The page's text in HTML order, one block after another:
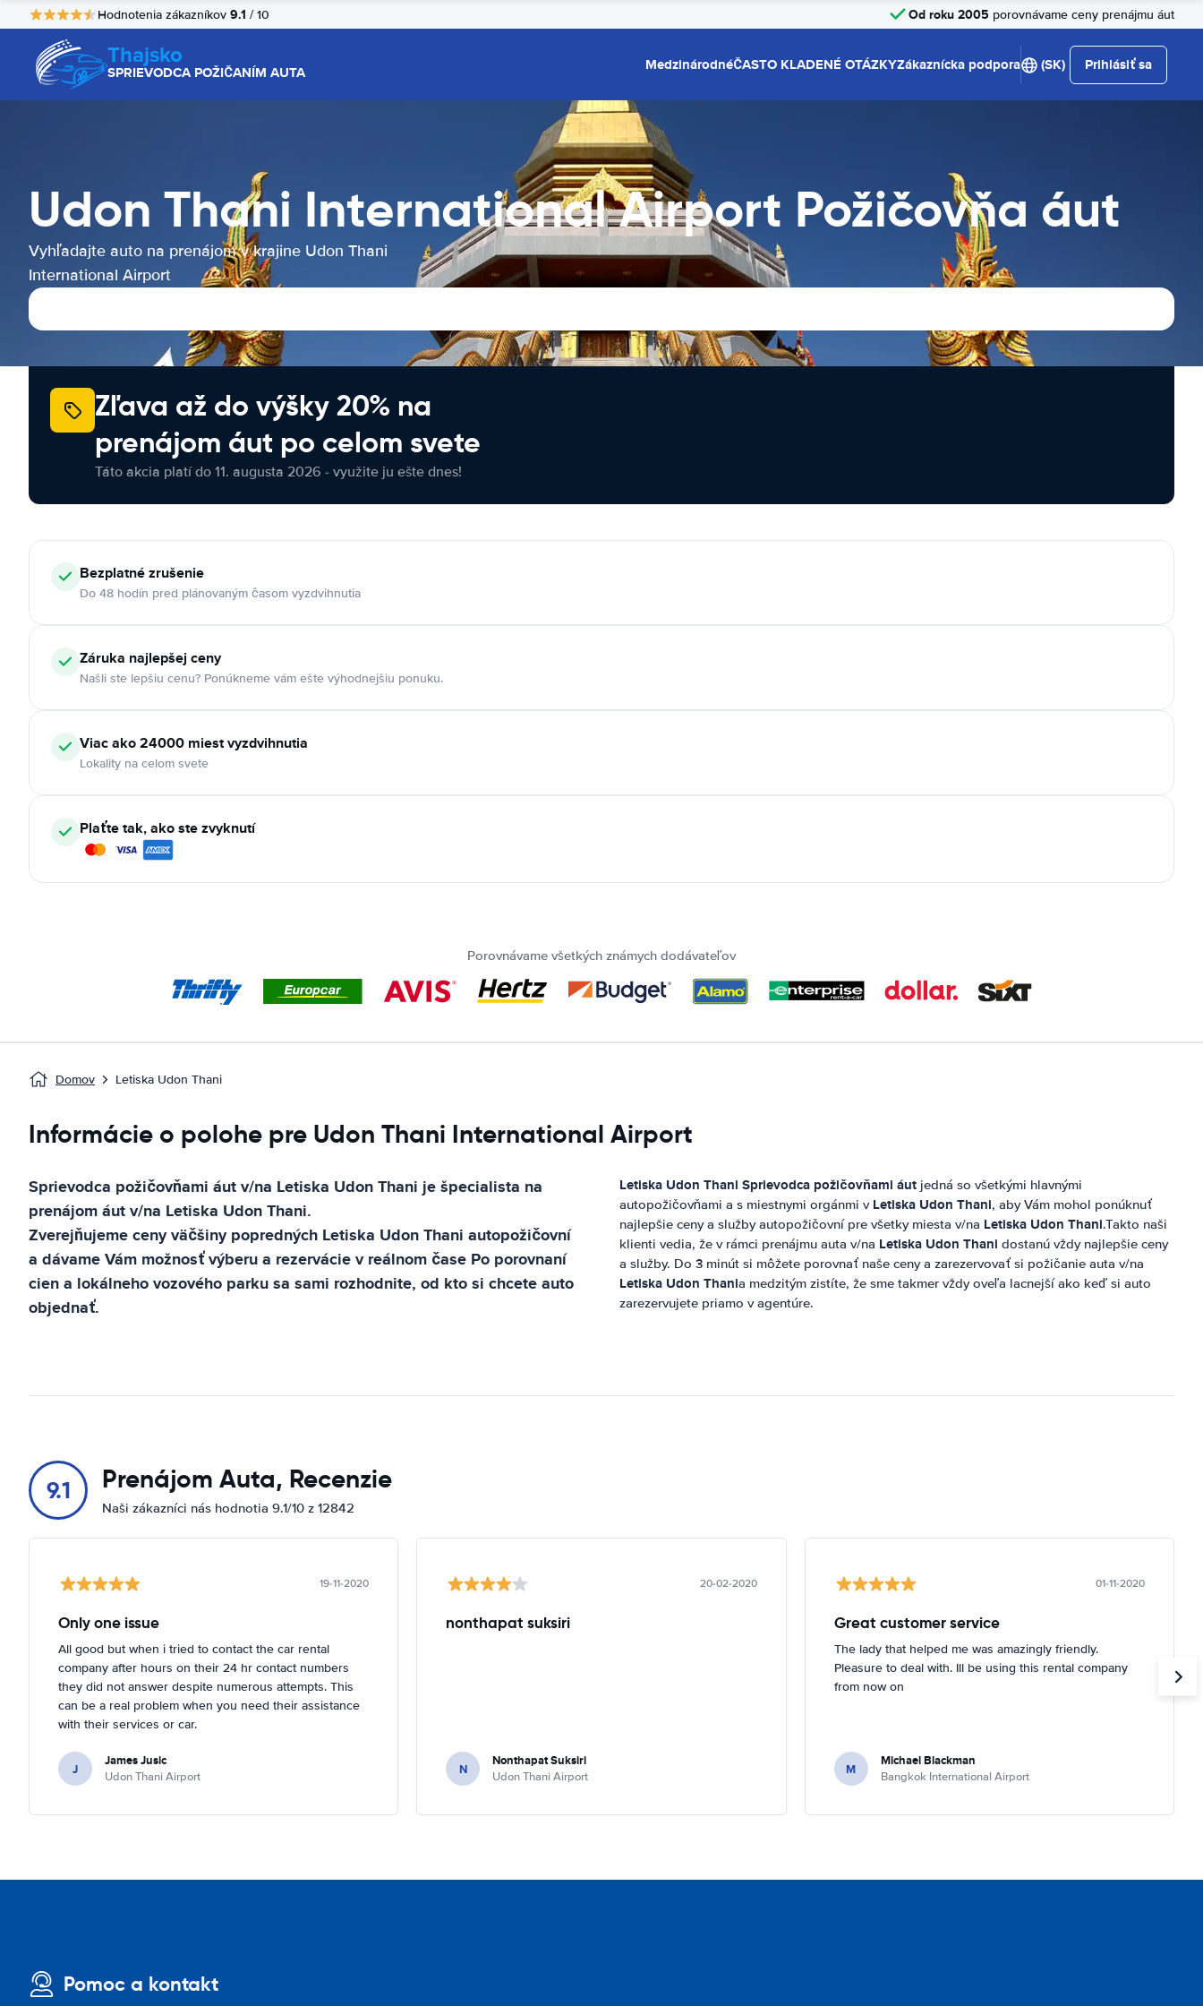
Hodnotenia zákazníkov 9.1 / 10 Od roku 2005 porovnávame ceny prenájmu áut
Thajsko
SPRIEVODCA POŽIČANÍM AUTA MedzinárodnéČASTO KLADENÉ OTÁZKYZákaznícka podpora (SK) Prihlásiť sa
Udon Thani International Airport Požičovňa áut
Vyhľadajte auto na prenájom v krajine Udon Thani
International Airport
Zľava až do výšky 20% na
prenájom áut po celom svete
Táto akcia platí do 11. augusta 2026 - využite ju ešte dnes!
Bezplatné zrušenie
Do 48 hodín pred plánovaným časom vyzdvihnutia
Záruka najlepšej ceny
Našli ste lepšiu cenu? Ponúkneme vám ešte výhodnejšiu ponuku.
Viac ako 24000 miest vyzdvihnutia
Lokality na celom svete
Plaťte tak, ako ste zvyknutí
Porovnávame všetkých známych dodávateľov
Domov Letiska Udon Thani
Informácie o polohe pre Udon Thani International Airport
Sprievodca požičovňami áut v/na Letiska Udon Thani je špecialista na
prenájom áut v/na Letiska Udon Thani.
Zverejňujeme ceny väčšiny popredných Letiska Udon Thani autopožičovní
a dávame Vám možnosť výberu a rezervácie v reálnom čase Po porovnaní
cien a lokálneho vozového parku sa sami rozhodnite, od kto si chcete auto
objednať.
Letiska Udon Thani Sprievodca požičovňami áut jedná so všetkými hlavnými
autopožičovňami a s miestnymi orgánmi v Letiska Udon Thani, aby Vám mohol ponúknuť
najlepšie ceny a služby autopožičovní pre všetky miesta v/na Letiska Udon Thani.Takto naši
klienti vedia, že v rámci prenájmu auta v/na Letiska Udon Thani dostanú vždy najlepšie ceny
a služby. Do 3 minút si môžete porovnať naše ceny a zarezervovať si požičanie auta v/na
Letiska Udon Thania medzitým zistíte, že sme takmer vždy oveľa lacnejší ako keď si auto
zarezervujete priamo v agentúre.
9.1 Prenájom Auta, Recenzie
Naši zákazníci nás hodnotia 9.1/10 z 12842
19-11-2020
Only one issue
All good but when i tried to contact the car rental
company after hours on their 24 hr contact numbers
they did not answer despite numerous attempts. This
can be a real problem when you need their assistance
with their services or car.
J James Jusic
Udon Thani Airport
20-02-2020
nonthapat suksiri
N Nonthapat Suksiri
Udon Thani Airport
01-11-2020
Great customer service
The lady that helped me was amazingly friendly.
Pleasure to deal with. Ill be using this rental company
from now on
M Michael Blackman
Bangkok International Airport
Pomoc a kontakt